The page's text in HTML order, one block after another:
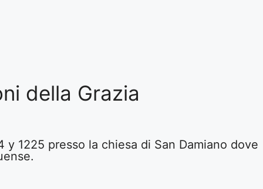
della Grazia
y 1225 presso la chiesa di San Damiano dove